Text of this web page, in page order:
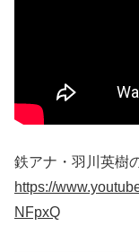
鉄アナ・羽川英樹
https://
NFpxQ